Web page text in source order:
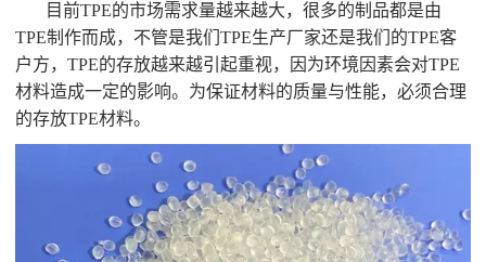
目前TPE的市场需求量越来越大，很多的制品都是由
TPE制作而成，不管是我们TPE生产厂家还是我们的TPE客
户方，TPE的存放越来越引起重视，因为环境因素会对TPE
材料造成一定的影响。为保证材料的质量与性能，必须合理
的存放TPE材料。